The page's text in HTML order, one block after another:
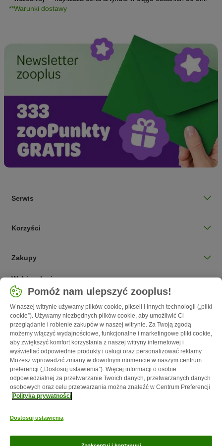
**Warunki dostawy
Serwis
Korzyści
Zakupy
Wybierz kraj
Polska / PL
Follow zooplus
O nas Kariera - Kraków
odstąpienia od umowy
Kontakt Informacje o przesyłce
Metody
Pomóż nam ulepszyć zooplus!
W naszej witrynie używamy plików cookie, pikseli i innych technologii („pliki
cookie”). Używamy niezbędnych plików cookie, aby umożliwić Ci
przeglądanie i robienie zakupów w naszej witrynie. Za Twoją zgodą
możemy włączyć wydajnościowe, funkcjonalne i marketingowe pliki cookie,
aby zwiększyć komfort korzystania z naszej witryny internetowej i
wyświetlać odpowiednie produkty i usługi oraz personalizować reklamy.
Możesz wprowadzić zmiany w dowolnym momencie w naszym centrum
preferencji („Dostosuj ustawienia”). Więcej informacji o osobie
odpowiedzialnej za przetwarzanie Twoich danych, przetwarzanych danych
osobowych oraz celu przetwarzania można znaleźć w Centrum Preferencji
Polityka prywatności
Dostosuj ustawienia